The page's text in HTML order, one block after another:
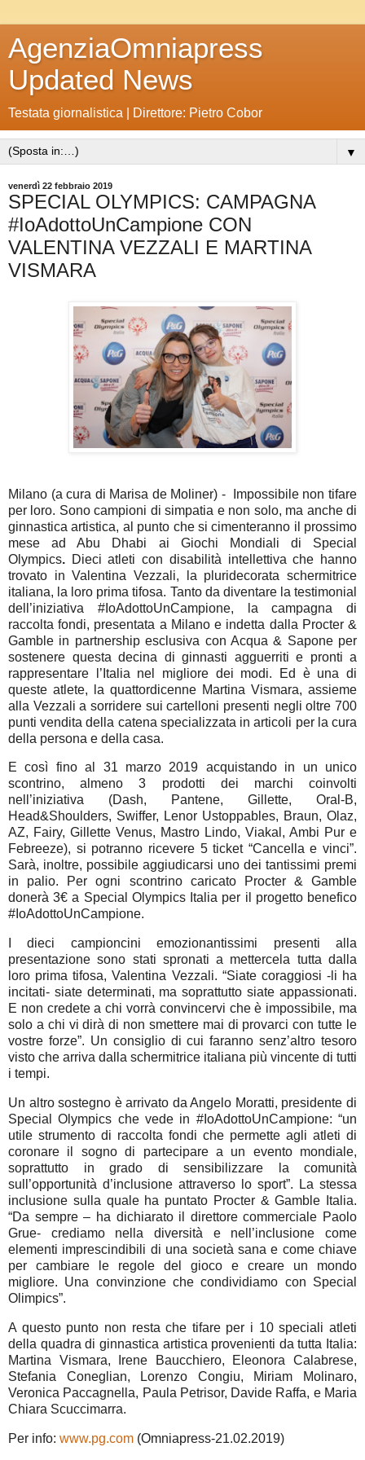
AgenziaOmniapress
Updated News
Testata giornalistica | Direttore: Pietro Cobor
▼
venerdì 22 febbraio 2019
SPECIAL OLYMPICS: CAMPAGNA
#IoAdottoUnCampione CON
VALENTINA VEZZALI E MARTINA
VISMARA
Milano (a cura di Marisa de Moliner) - Impossibile non tifare
per loro. Sono campioni di simpatia e non solo, ma anche di
ginnastica artistica, al punto che si cimenteranno il prossimo
mese ad Abu Dhabi ai Giochi Mondiali di Special
Olympics. Dieci atleti con disabilità intellettiva che hanno
trovato in Valentina Vezzali, la pluridecorata schermitrice
italiana, la loro prima tifosa. Tanto da diventare la testimonial
dell’iniziativa #IoAdottoUnCampione, la campagna di
raccolta fondi, presentata a Milano e indetta dalla Procter &
Gamble in partnership esclusiva con Acqua & Sapone per
sostenere questa decina di ginnasti agguerriti e pronti a
rappresentare l’Italia nel migliore dei modi. Ed è una di
queste atlete, la quattordicenne Martina Vismara, assieme
alla Vezzali a sorridere sui cartelloni presenti negli oltre 700
punti vendita della catena specializzata in articoli per la cura
della persona e della casa.
E così fino al 31 marzo 2019 acquistando in un unico
scontrino, almeno 3 prodotti dei marchi coinvolti
nell’iniziativa (Dash, Pantene, Gillette, Oral-B,
Head&Shoulders, Swiffer, Lenor Ustoppables, Braun, Olaz,
AZ, Fairy, Gillette Venus, Mastro Lindo, Viakal, Ambi Pur e
Febreeze), si potranno ricevere 5 ticket “Cancella e vinci”.
Sarà, inoltre, possibile aggiudicarsi uno dei tantissimi premi
in palio. Per ogni scontrino caricato Procter & Gamble
donerà 3€ a Special Olympics Italia per il progetto benefico
#IoAdottoUnCampione.
dieci campioncini emozionantissimi presenti alla
presentazione sono stati spronati a mettercela tutta dalla
loro prima tifosa, Valentina Vezzali. “Siate coraggiosi -li ha
incitati- siate determinati, ma soprattutto siate appassionati.
E non credete a chi vorrà convincervi che è impossibile, ma
solo a chi vi dirà di non smettere mai di provarci con tutte le
vostre forze”. Un consiglio di cui faranno senz’altro tesoro
visto che arriva dalla schermitrice italiana più vincente di tutti
i tempi.
Un altro sostegno è arrivato da Angelo Moratti, presidente di
Special Olympics che vede in #IoAdottoUnCampione: “un
utile strumento di raccolta fondi che permette agli atleti di
coronare il sogno di partecipare a un evento mondiale,
soprattutto in grado di sensibilizzare la comunità
sull’opportunità d’inclusione attraverso lo sport”. La stessa
inclusione sulla quale ha puntato Procter & Gamble Italia.
“Da sempre – ha dichiarato il direttore commerciale Paolo
Grue- crediamo nella diversità e nell’inclusione come
elementi imprescindibili di una società sana e come chiave
per cambiare le regole del gioco e creare un mondo
migliore. Una convinzione che condividiamo con Special
Olimpics”.
A questo punto non resta che tifare per i 10 speciali atleti
della quadra di ginnastica artistica provenienti da tutta Italia:
Martina Vismara, Irene Baucchiero, Eleonora Calabrese,
Stefania Coneglian, Lorenzo Congiu, Miriam Molinaro,
Veronica Paccagnella, Paula Petrisor, Davide Raffa, e Maria
Chiara Scuccimarra.
Per info: www.pg.com (Omniapress-21.02.2019)